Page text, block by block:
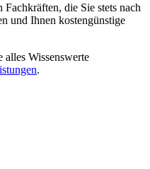
Fachkräften, die Sie stets nach
und Ihnen kosten­günstige
Wissenswerte
.